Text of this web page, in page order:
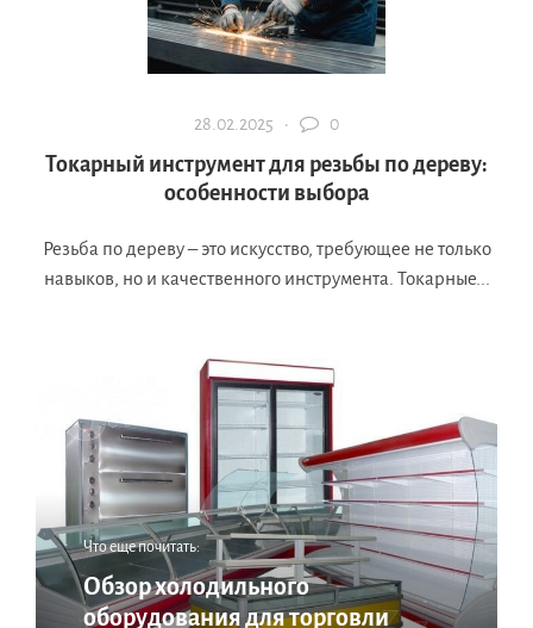
28.02.2025 · 0
Токарный инструмент для резьбы по дереву:
особенности выбора
Резьба по дереву – это искусство, требующее не только
навыков, но и качественного инструмента. Токарные...
Что еще почитать:
Обзор холодильного
оборудования для торговли